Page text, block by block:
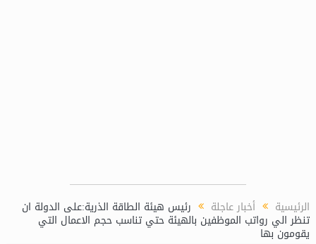
الرئيسية أخبار عاجلة رئيس هيئة الطاقة الذرية:على الدولة ان
تنظر الي رواتب الموظفين بالهيئة حتي تناسب حجم الاعمال التي
يقومون بها